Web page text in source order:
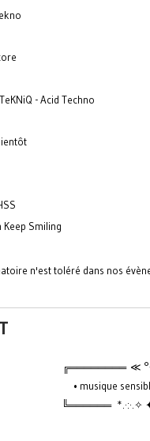
- Acid Techno
Smiling
n'est toléré dans nos
╔════════ ≪
• musique
╚══════ *.·:·.✧